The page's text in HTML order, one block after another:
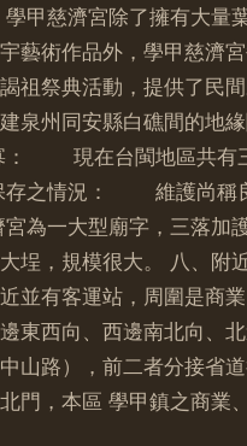
慈濟宮除了擁有大量
藝術作品外，學甲慈濟
祖祭典活動，提供了民
泉州同安縣白礁間的地
： 現在台閩地區共有
存之情況： 維護尚稱
一大型廟字，三落加
大埕，規模很大。 八
並有客運站，周圍是商
東西向、西邊南北向、
中山路），前二者分接省
門，本區 學甲鎮之商業